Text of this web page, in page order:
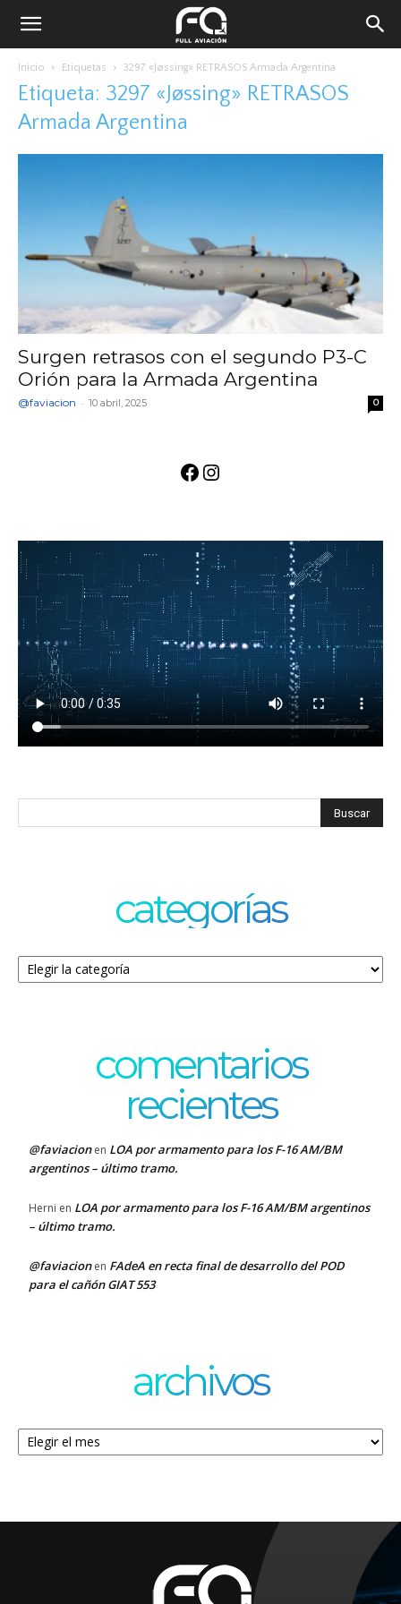
Inicio Etiquetas 3297 «Jøssing» RETRASOS Armada Argentina
Etiqueta: 3297 «Jøssing» RETRASOS
Armada Argentina
Surgen retrasos con el segundo P3-C
Orión para la Armada Argentina
@faviacion - 10 abril, 2025 0
Facebook
Instagram
categorías
Categorías
comentarios
recientes
@faviacionen LOA por armamento para los F-16 AM/BM
argentinos – último tramo.
Herni en LOA por armamento para los F-16 AM/BM argentinos
– último tramo.
@faviacionen FAdeA en recta final de desarrollo del POD
para el cañón GIAT 553
archivos
Archivos